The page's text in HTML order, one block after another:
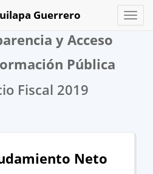
Toggle
Guerrero
y Acceso
Pública
Fiscal 2019
Neto